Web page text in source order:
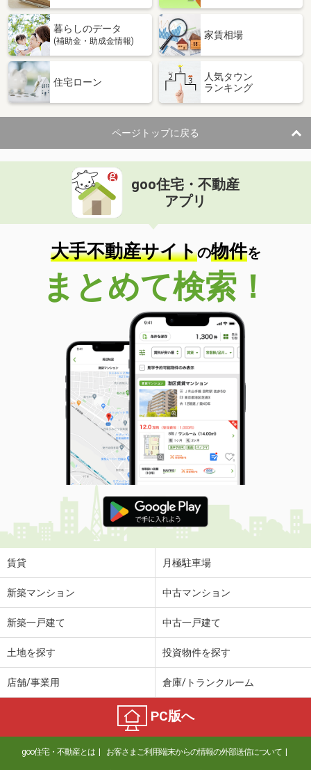
暮らしのデータ
(補助金・助成金情報)
家賃相場
住宅ローン
人気タウン
ランキング
ページトップに戻る
goo住宅・不動産
アプリ
大手不動産サイトの物件を
まとめて検索！
賃貸 月極駐車場
新築マンション 中古マンション
新築一戸建て 中古一戸建て
土地を探す 投資物件を探す
店舗/事業用 倉庫/トランクルーム
PC版へ
goo住宅・不動産とは お客さまご利用端末からの情報の外部送信について